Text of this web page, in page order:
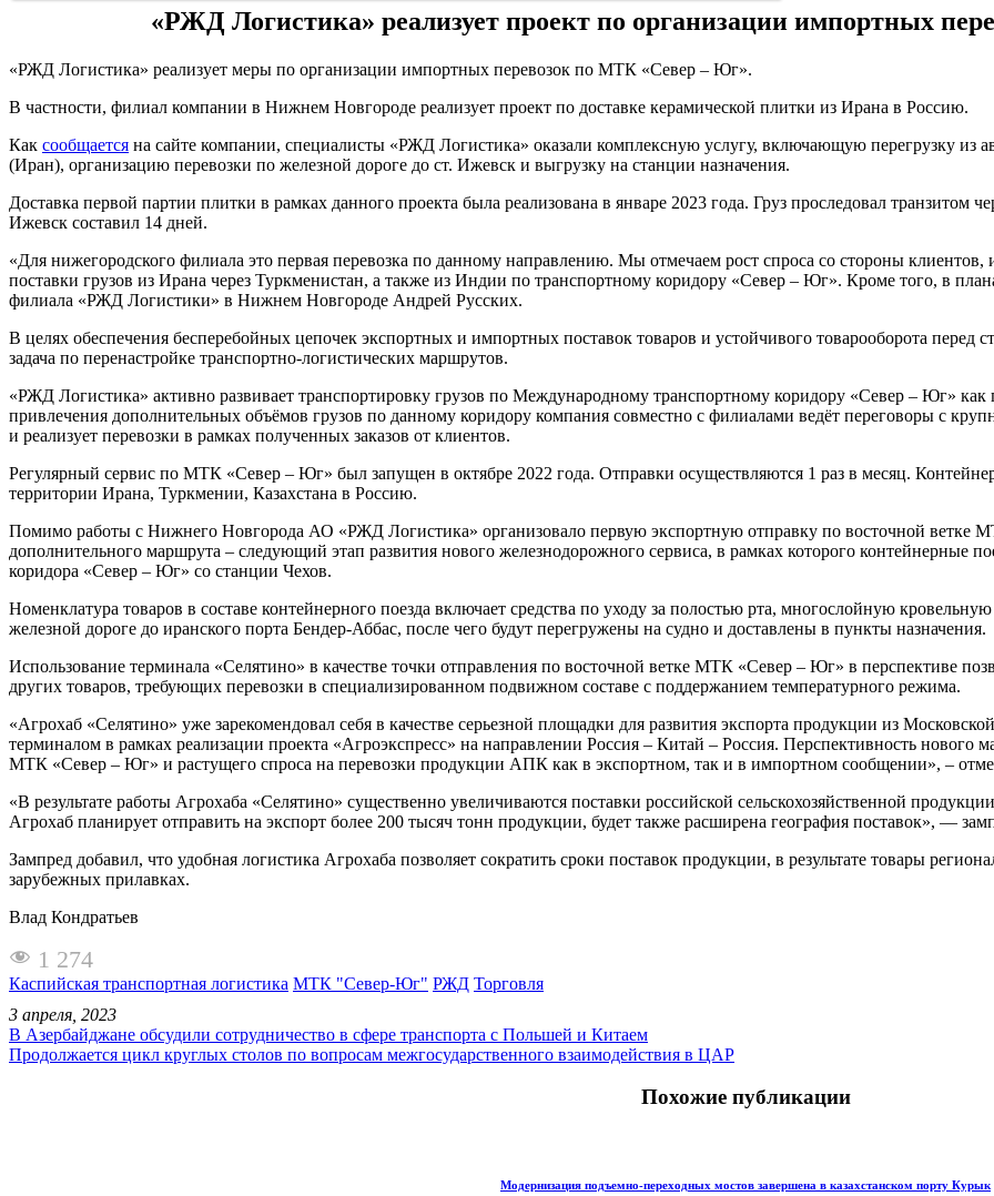
«РЖД Логистика» реализует проект по организации импортных
«РЖД Логистика» реализует меры по организации импортных перевозок по МТК «Север – Юг».
В частности, филиал компании в Нижнем Новгороде реализует проект по доставке керамической плитки из Ирана в Россию.
Как сообщается на сайте компании, специалисты «РЖД Логистика» оказали комплексную услугу, включающую перегрузку из
(Иран), организацию перевозки по железной дороге до ст. Ижевск и выгрузку на станции назначения.
Доставка первой партии плитки в рамках данного проекта была реализована в январе 2023 года. Груз проследовал транзитом
Ижевск составил 14 дней.
«Для нижегородского филиала это первая перевозка по данному направлению. Мы отмечаем рост спроса со стороны клиентов,
поставки грузов из Ирана через Туркменистан, а также из Индии по транспортному коридору «Север – Юг». Кроме того, в
филиала «РЖД Логистики» в Нижнем Новгороде Андрей Русских.
В целях обеспечения бесперебойных цепочек экспортных и импортных поставок товаров и устойчивого товарооборота перед
задача по перенастройке транспортно-логистических маршрутов.
«РЖД Логистика» активно развивает транспортировку грузов по Международному транспортному коридору «Север – Юг»
привлечения дополнительных объёмов грузов по данному коридору компания совместно с филиалами ведёт переговоры с
и реализует перевозки в рамках полученных заказов от клиентов.
Регулярный сервис по МТК «Север – Юг» был запущен в октябре 2022 года. Отправки осуществляются 1 раз в месяц.
территории Ирана, Туркмении, Казахстана в Россию.
Помимо работы с Нижнего Новгорода АО «РЖД Логистика» организовало первую экспортную отправку по восточной ветке
дополнительного маршрута – следующий этап развития нового железнодорожного сервиса, в рамках которого контейнерные
коридора «Север – Юг» со станции Чехов.
Номенклатура товаров в составе контейнерного поезда включает средства по уходу за полостью рта, многослойную
железной дороге до иранского порта Бендер-Аббас, после чего будут перегружены на судно и доставлены в пункты назначения.
Использование терминала «Селятино» в качестве точки отправления по восточной ветке МТК «Север – Юг» в перспективе
других товаров, требующих перевозки в специализированном подвижном составе с поддержанием температурного режима.
«Агрохаб «Селятино» уже зарекомендовал себя в качестве серьезной площадки для развития экспорта продукции из
терминалом в рамках реализации проекта «Агроэкспресс» на направлении Россия – Китай – Россия. Перспективность нового
МТК «Север – Юг» и растущего спроса на перевозки продукции АПК как в экспортном, так и в импортном сообщении», –
«В результате работы Агрохаба «Селятино» существенно увеличиваются поставки российской сельскохозяйственной
Агрохаб планирует отправить на экспорт более 200 тысяч тонн продукции, будет также расширена география поставок», —
Зампред добавил, что удобная логистика Агрохаба позволяет сократить сроки поставок продукции, в результате товары
зарубежных прилавках.
Влад Кондратьев
1 274
Каспийская транспортная логистика МТК "Север-Юг" РЖД Торговля
3 апреля, 2023
В Азербайджане обсудили сотрудничество в сфере транспорта с Польшей и Китаем
Продолжается цикл круглых столов по вопросам межгосударственного взаимодействия в ЦАР
Похожие публикации
Модернизация подъемно-переходных мостов завершена в казахстанском порту Курык